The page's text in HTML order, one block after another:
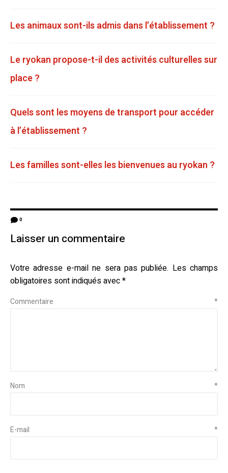
Les animaux sont-ils admis dans l’établissement ?
Le ryokan propose-t-il des activités culturelles sur
place ?
Quels sont les moyens de transport pour accéder
à l’établissement ?
Les familles sont-elles les bienvenues au ryokan ?
0
Laisser un commentaire
Votre adresse e-mail ne sera pas publiée. Les champs
obligatoires sont indiqués avec*
Commentaire *
Nom *
E-mail *